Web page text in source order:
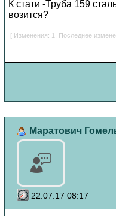
К стати -Труба 159
возится?
[ Изменения: 1. Последнее
Маратович
22.07.17 08:17